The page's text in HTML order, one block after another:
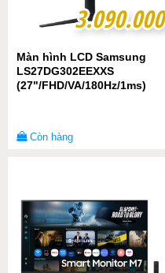
3.090.000
3.090.000
Màn hình LCD Samsung
LS27DG302EEXXS
(27"/FHD/VA/180Hz/1ms)
Còn hàng